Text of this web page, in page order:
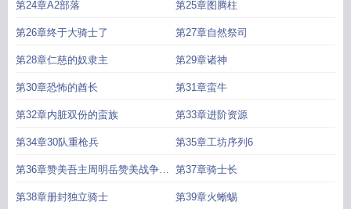
择
第24章A2部落 第25章图腾柱
第26章终于大骑士了 第27章自然祭司
第28章仁慈的奴隶主 第29章诸神
第30章恐怖的酋长 第31章蛮牛
第32章内脏双份的蛮族 第33章进阶资源
第34章30队重枪兵 第35章工坊序列6
第36章赞美吾主周明岳赞美战争魔
坊
第37章骑士长
第38章册封独立骑士 第39章火蜥蜴